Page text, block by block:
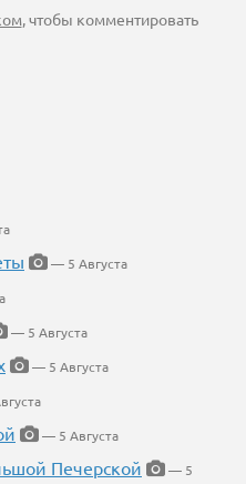
, чтобы комментировать
— 5 Августа
— 5 Августа
— 5 Августа
— 5 Августа
Печерской
— 5